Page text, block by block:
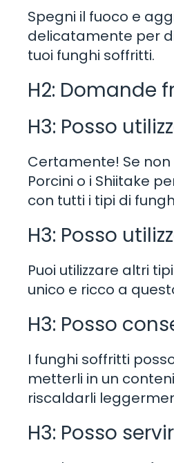
Spegni il fuoco e
delicatamente per
tuoi funghi soffritti.
H2: Domande
H3: Posso
Certamente! Se
Porcini o i Shiitake
con tutti i tipi di
H3: Posso
Puoi utilizzare altri
unico e ricco a
H3: Posso
I funghi soffritti
metterli in un
riscaldarli
H3: Posso